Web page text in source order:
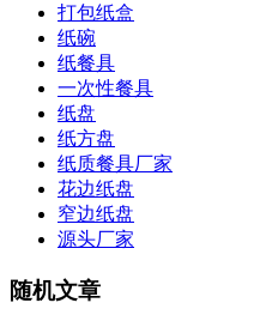
打包纸盒
纸碗
纸餐具
一次性餐具
纸盘
纸方盘
纸质餐具厂家
花边纸盘
窄边纸盘
源头厂家
随机文章